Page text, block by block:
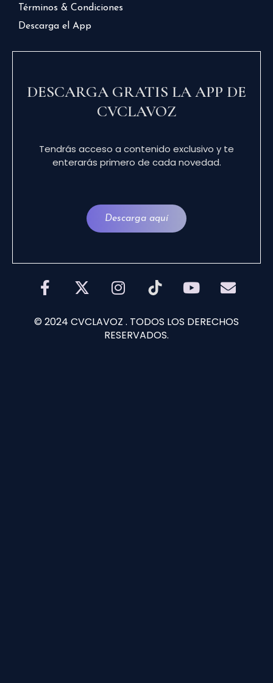
Términos & Condiciones
Descarga el App
DESCARGA GRATIS LA APP DE
CVCLAVOZ
Tendrás acceso a contenido exclusivo y te
enterarás primero de cada novedad.
Descarga aquí
© 2024 CVCLAVOZ . TODOS LOS DERECHOS
RESERVADOS.